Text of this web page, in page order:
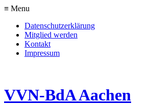
≡ Menu
Datenschutzerklärung
Mitglied werden
Kontakt
Impressum
VVN-BdA Aachen